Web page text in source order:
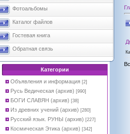
Фотоальбомы
Каталог файлов
Гостевая книга
Обратная связь
Категории
Объявления и информация [2]
Русь Ведическая (архив) [990]
БОГИ СЛАВЯН (архив) [38]
Из древних учений (архив) [280]
Русский язык. РУНЫ (архив) [227]
Космическая Этика (архив) [342]